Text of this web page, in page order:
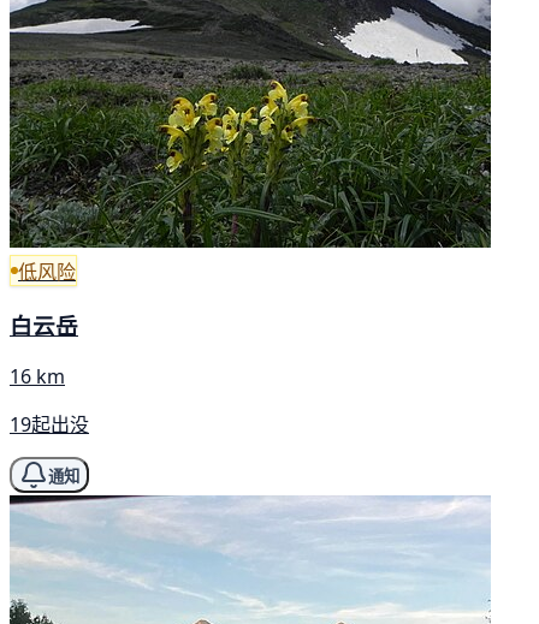
低风险
白云岳
16 km
19起出没
通知